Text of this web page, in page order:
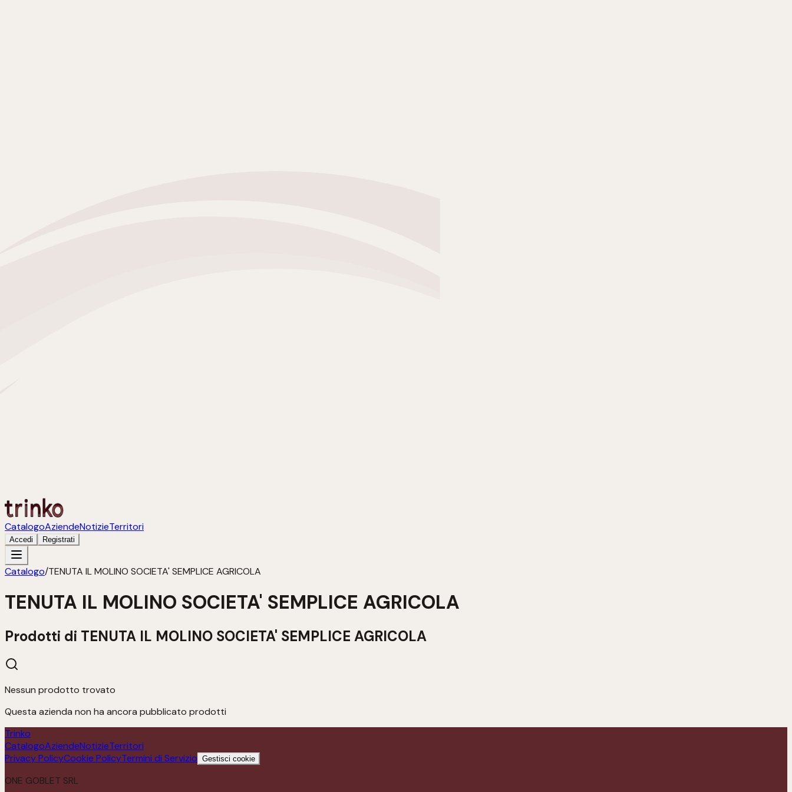
CatalogoAziendeNotizieTerritori
Accedi Registrati
Catalogo/TENUTA IL MOLINO SOCIETA' SEMPLICE AGRICOLA
TENUTA IL MOLINO SOCIETA' SEMPLICE AGRICOLA
Prodotti di TENUTA IL MOLINO SOCIETA' SEMPLICE AGRICOLA
Nessun prodotto trovato
Questa azienda non ha ancora pubblicato prodotti
Trinko
CatalogoAziendeNotizieTerritori
Privacy PolicyCookie PolicyTermini di Servizio Gestisci cookie
ONE GOBLET SRL